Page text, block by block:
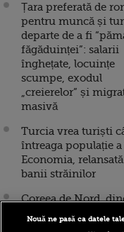
Țara preferată de
pentru muncă și
departe de a fi
făgăduinței”: salarii
înghețate, locuințe
scumpe, exodul
„creierelor” și
masivă
Turcia vrea turiști
întreaga populație
Economia,
banii străinilor
Coreea de Nord,
de regimul totalitar.
Nouă ne pasă ca datele